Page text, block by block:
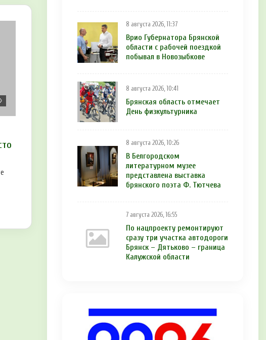
8 августа 2026, 11:37
Врио Губернатора Брянской
области с рабочей поездкой
побывал в Новозыбкове
8 августа 2026, 10:41
Брянская область отмечает
День физкультурника
8 августа 2026, 10:26
В Белгородском
литературном музее
представлена выставка
брянского поэта Ф. Тютчева
7 августа 2026, 16:55
По нацпроекту ремонтируют
сразу три участка автодороги
Брянск – Дятьково – граница
Калужской области